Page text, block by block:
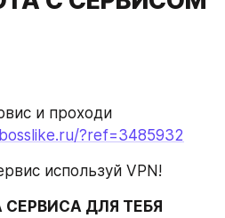
и проходи
?ref=3485932
используй VPN!
ДЛЯ ТЕБЯ